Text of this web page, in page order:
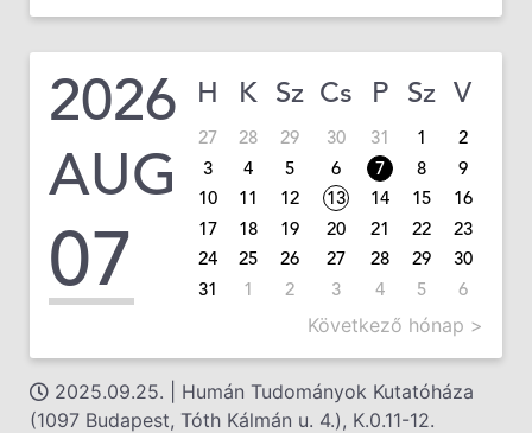
2026
AUG
07
H K Sz Cs P Sz V
27 28 29 30 31 1
2
3
4 5 6 7 8
9
10
11 12 13 14 15
16
17
18 19 20 21 22
23
24
25 26 27 28 29
30
31
1 2 3 4 5 6
Következő hónap >
2025.09.25. | Humán Tudományok Kutatóháza
(1097 Budapest, Tóth Kálmán u. 4.), K.0.11-12.